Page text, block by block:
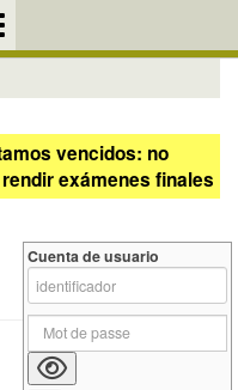
vencidos: no
exámenes finales
Cuenta de usuario